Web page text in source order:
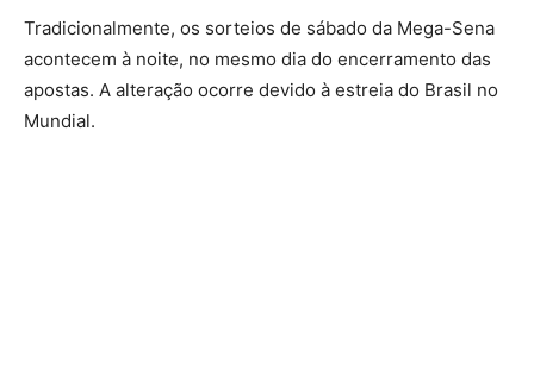
Tradicionalmente, os sorteios de sábado da Mega-Sena
acontecem à noite, no mesmo dia do encerramento das
apostas. A alteração ocorre devido à estreia do Brasil no
Mundial.